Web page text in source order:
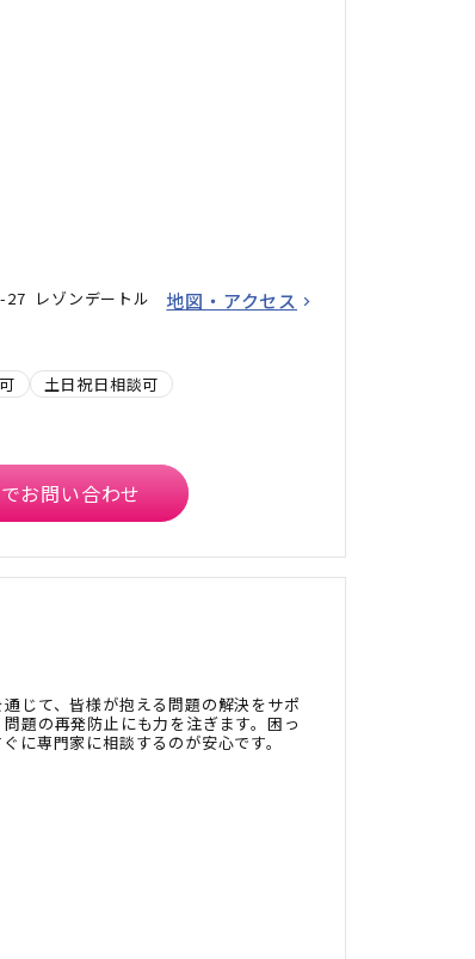
27 レゾンデートル
地図・アクセス
土日祝日相談可
お問い合わせ
じて、皆様が抱える問題の解決をサポ
題の再発防止にも力を注ぎます。困っ
に専門家に相談するのが安心です。